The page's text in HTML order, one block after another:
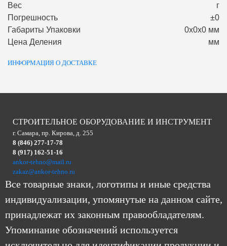
Вес
г
Погрешность
±0
Габариты Упаковки
0х0х0 мм
Цена Деления
мм
ИНФОРМАЦИЯ О ДОСТАВКЕ
СТРОИТЕЛЬНОЕ ОБОРУДОВАНИЕ И ИНСТРУМЕНТ
г. Самара, пр. Кирова, д. 255
8 (846) 277-17-78
8 (917) 162-51-16
ankor-tehno@mail.ru
zakaz@ankor-tehno.ru
Все товарные знаки, логотипы и иные средства
индивидуализации, упомянутые на данном сайте,
принадлежат их законным правообладателям.
Упоминание обозначений используется